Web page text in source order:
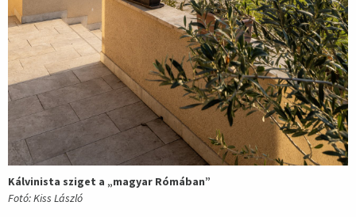
Kálvinista sziget a „magyar Rómában”
Fotó: Kiss László